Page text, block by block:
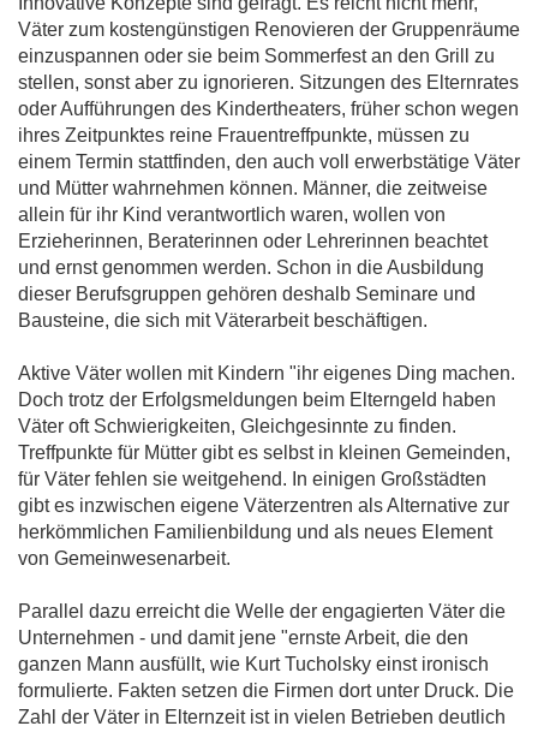
Väter zum kostengünstigen Renovieren der Gruppenräume
einzuspannen oder sie beim Sommerfest an den Grill zu
stellen, sonst aber zu ignorieren. Sitzungen des Elternrates
oder Aufführungen des Kindertheaters, früher schon wegen
ihres Zeitpunktes reine Frauentreffpunkte, müssen zu
einem Termin stattfinden, den auch voll erwerbstätige Väter
und Mütter wahrnehmen können. Männer, die zeitweise
allein für ihr Kind verantwortlich waren, wollen von
Erzieherinnen, Beraterinnen oder Lehrerinnen beachtet
und ernst genommen werden. Schon in die Ausbildung
dieser Berufsgruppen gehören deshalb Seminare und
Bausteine, die sich mit Väterarbeit beschäftigen.
Aktive Väter wollen mit Kindern "ihr eigenes Ding machen.
Doch trotz der Erfolgsmeldungen beim Elterngeld haben
Väter oft Schwierigkeiten, Gleichgesinnte zu finden.
Treffpunkte für Mütter gibt es selbst in kleinen Gemeinden,
für Väter fehlen sie weitgehend. In einigen Großstädten
gibt es inzwischen eigene Väterzentren als Alternative zur
herkömmlichen Familienbildung und als neues Element
von Gemeinwesenarbeit.
Parallel dazu erreicht die Welle der engagierten Väter die
Unternehmen - und damit jene "ernste Arbeit, die den
ganzen Mann ausfüllt, wie Kurt Tucholsky einst ironisch
formulierte. Fakten setzen die Firmen dort unter Druck. Die
Zahl der Väter in Elternzeit ist in vielen Betrieben deutlich